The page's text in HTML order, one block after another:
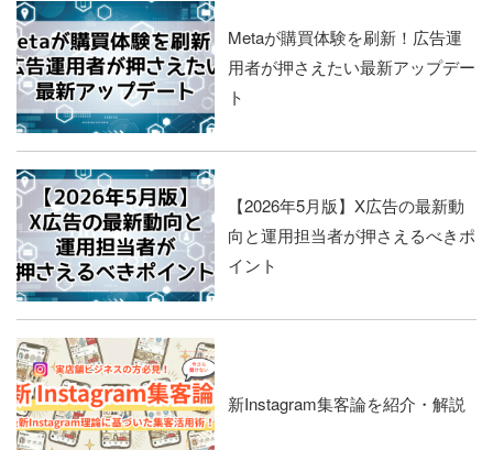
Metaが購買体験を刷新！広告運
用者が押さえたい最新アップデー
ト
【2026年5月版】X広告の最新動
向と運用担当者が押さえるべきポ
イント
新Instagram集客論を紹介・解説